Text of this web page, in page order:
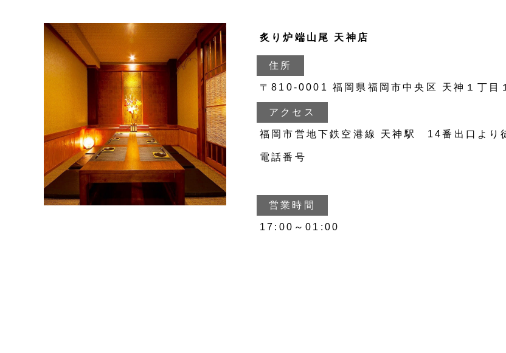
炙り炉端山尾 天神店
住所
〒810-0001 福岡県福岡市中央区 天神１丁目
アクセス
福岡市営地下鉄空港線 天神駅 14番出口より
電話番号
営業時間
17:00～01:00